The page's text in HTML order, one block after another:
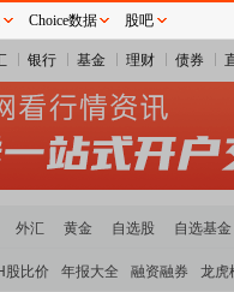
银行 基金 理财 债券
外汇 黄金 自选股 自选基金
股比价 年报大全 融资融券 龙虎
Choice数据 股吧